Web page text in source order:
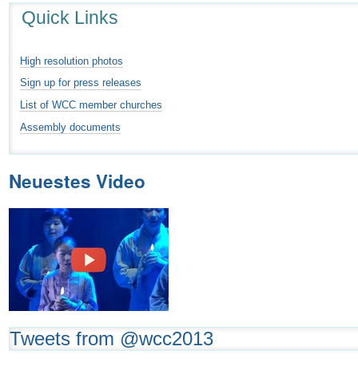
Quick Links
High resolution photos
Sign up for press releases
List of WCC member churches
Assembly documents
Neuestes Video
Tweets from @wcc2013